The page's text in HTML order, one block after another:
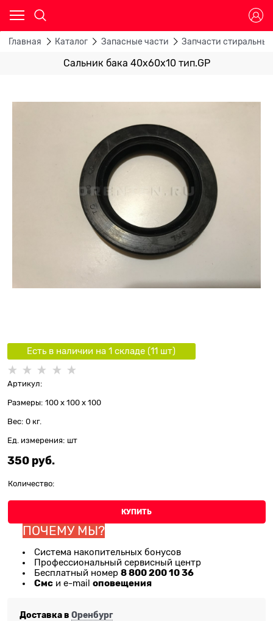
Главная Каталог Запасные части Запчасти
Сальник бака 40x60x10 тип.GP
Есть в наличии на 1 складe (11 шт)
Артикул:
Размеры: 100 x 100 x 100
Вес: 0 кг.
Ед. измерения: шт
350 руб.
Количество:
КУПИТЬ
ПОЧЕМУ МЫ?
Система накопительных бонусов
Профессиональный сервисный центр
Бесплатный номер 8 800 200 10 36
Смс и e-mail оповещения
Доставка в Оренбург